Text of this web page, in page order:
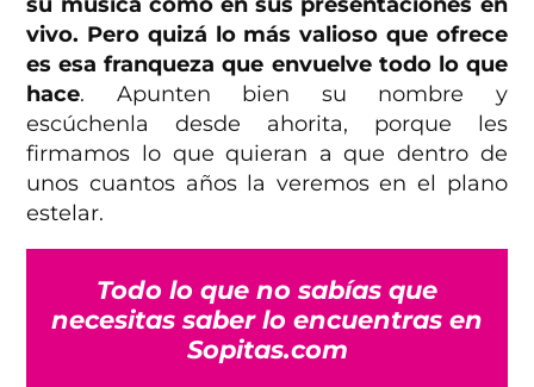
vivo. Pero quizá lo más valioso que ofrece
es esa franqueza que envuelve todo lo que
hace. Apunten bien su nombre y
escúchenla desde ahorita, porque les
firmamos lo que quieran a que dentro de
unos cuantos años la veremos en el plano
estelar.
Todo lo que no sabías que
necesitas saber lo encuentras en
Sopitas.com